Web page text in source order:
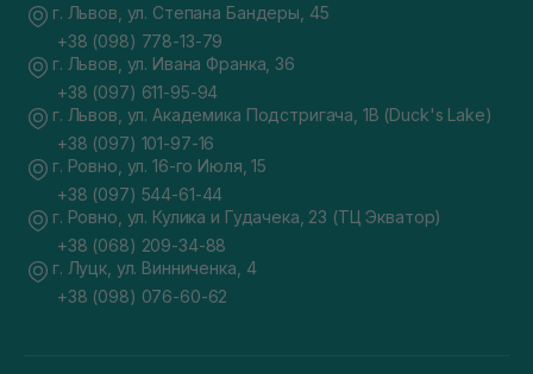
г. Львов, ул. Степана Бандеры, 45
+38 (098) 778-13-79
г. Львов, ул. Ивана Франка, 36
+38 (097) 611-95-94
г. Львов, ул. Академика Подстригача, 1В (Duck's Lake)
+38 (097) 101-97-16
г. Ровно, ул. 16-го Июля, 15
+38 (097) 544-61-44
г. Ровно, ул. Кулика и Гудачека, 23 (ТЦ Экватор)
+38 (068) 209-34-88
г. Луцк, ул. Винниченка, 4
+38 (098) 076-60-62